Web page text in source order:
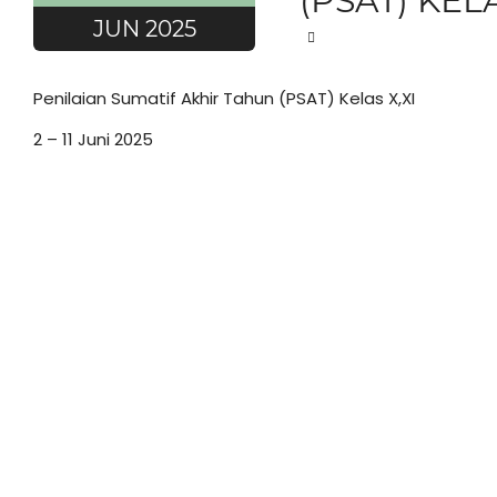
JUN 2025
Penilaian Sumatif Akhir Tahun (PSAT) Kelas X,XI
2 – 11 Juni 2025